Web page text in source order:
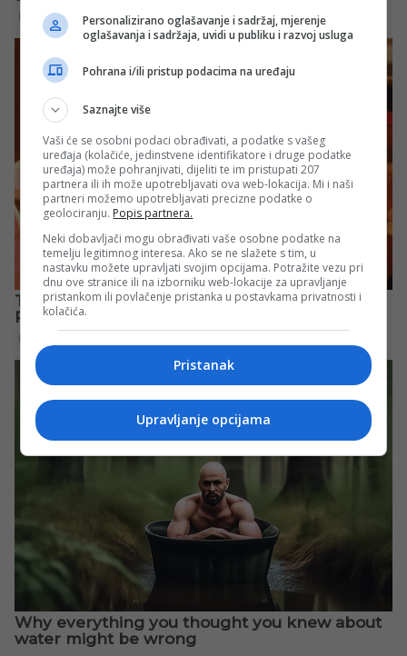
Personalizirano oglašavanje i sadržaj, mjerenje
oglašavanja i sadržaja, uvidi u publiku i razvoj usluga
Pohrana i/ili pristup podacima na uređaju
Saznajte više
Vaši će se osobni podaci obrađivati, a podatke s vašeg
uređaja (kolačiće, jedinstvene identifikatore i druge podatke
uređaja) može pohranjivati, dijeliti te im pristupati 207
partnera ili ih može upotrebljavati ova web-lokacija. Mi i naši
partneri možemo upotrebljavati precizne podatke o
geolociranju. Popis partnera.
Neki dobavljači mogu obrađivati vaše osobne podatke na
temelju legitimnog interesa. Ako se ne slažete s tim, u
nastavku možete upravljati svojim opcijama. Potražite vezu pri
dnu ove stranice ili na izborniku web-lokacije za upravljanje
pristankom ili povlačenje pristanka u postavkama privatnosti i
kolačića.
Pristanak
Upravljanje opcijama